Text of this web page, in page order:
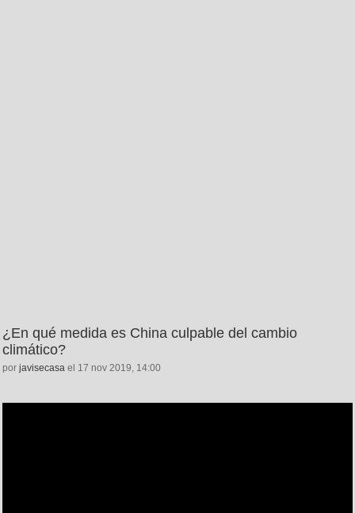
¿En qué medida es China culpable del cambio
climático?
por javisecasa el 17 nov 2019, 14:00